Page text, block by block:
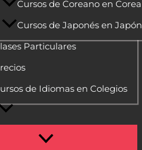
Cursos de Coreano en Corea
Cursos de Japonés en Japón
Particulares
de Idiomas en Colegios